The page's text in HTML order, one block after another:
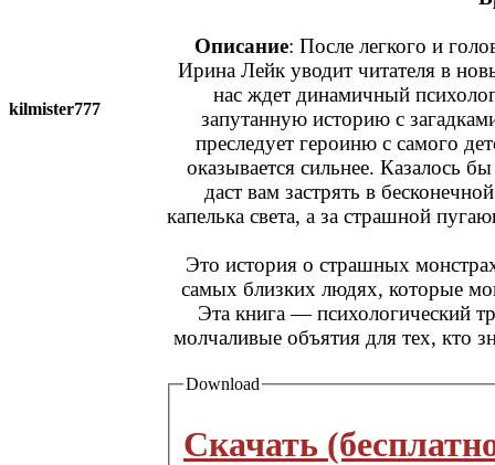
kilmister777
Описание: После легкого и
Ирина Лейк уводит читателя в
нас ждет динамичный
запутанную историю с
преследует героиню с самого
оказывается сильнее. Казалось
даст вам застрять в
капелька света, а за страшной
Это история о страшных
самых близких людях, которые
Эта книга — психологический
молчаливые объятия для тех,
Download
Скачать